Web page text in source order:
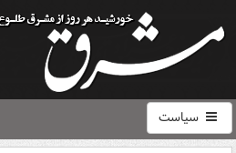
سیاست